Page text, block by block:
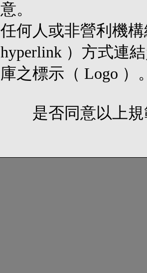
意。
任何人或非營利機
hyperlink ）方式連
庫之標示（ Logo ）
是否同意以上